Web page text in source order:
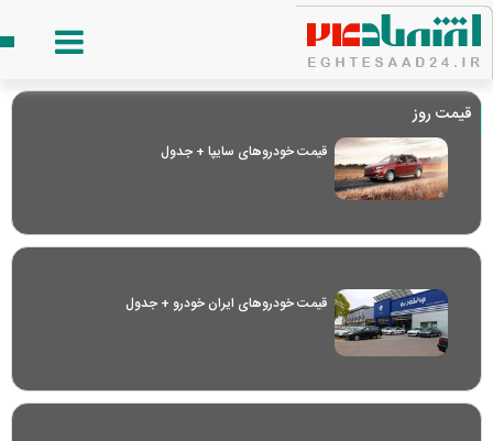
قیمت روز
قیمت خودرو‌های سایپا + جدول
قیمت خودرو‌های ایران خودرو + جدول